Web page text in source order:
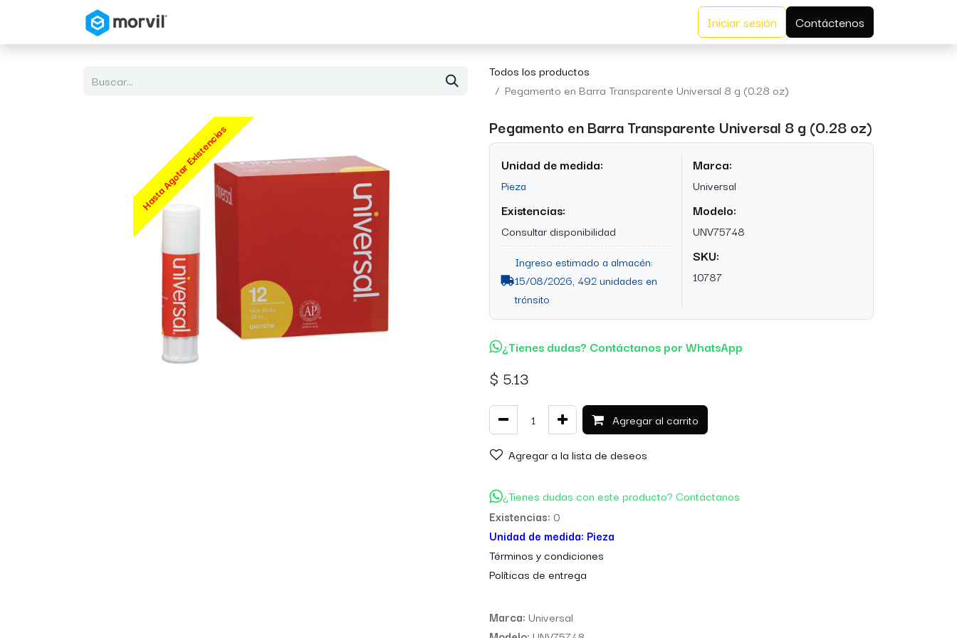
Iniciar sesión Contáctenos
Todos los productos
Pegamento en Barra Transparente Universal 8 g (0.28 oz)
Hasta Agotar Existencias Pegamento en Barra Transparente Universal 8 g (0.28 oz)
Unidad de medida:
Pieza
Existencias:
Consultar disponibilidad
Ingreso estimado a almacén:
15/08/2026, 492 unidades en
tránsito
Marca:
Universal
Modelo:
UNV75748
SKU:
10787
¿Tienes dudas? Contáctanos por WhatsApp
$ 5.13
Agregar al carrito
Agregar a la lista de deseos
¿Tienes dudas con este producto? Contáctanos
Existencias: 0
Unidad de medida: Pieza
Términos y condiciones
Políticas de entrega
Marca: Universal